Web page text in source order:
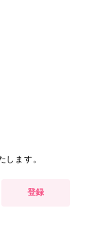
します。
登録